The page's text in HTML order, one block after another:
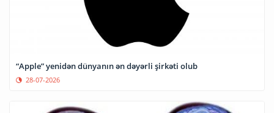
“Apple” yenidən dünyanın ən dəyərli şirkəti olub
28-07-2026